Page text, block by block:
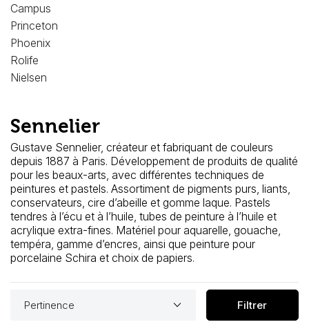
Campus
Princeton
Phoenix
Rolife
Nielsen
Sennelier
Gustave Sennelier, créateur et fabriquant de couleurs
depuis 1887 à Paris. Développement de produits de qualité
pour les beaux-arts, avec différentes techniques de
peintures et pastels. Assortiment de pigments purs, liants,
conservateurs, cire d’abeille et gomme laque. Pastels
tendres à l’écu et à l’huile, tubes de peinture à l’huile et
acrylique extra-fines. Matériel pour aquarelle, gouache,
tempéra, gamme d’encres, ainsi que peinture pour
porcelaine Schira et choix de papiers.
Pertinence keyboard_arrow_down Filtrer